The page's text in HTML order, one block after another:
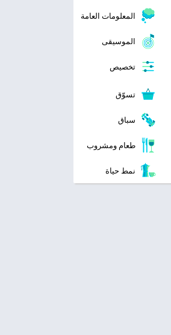
المعلومات العامة
الموسيقى
تخصيص
تسوّق
سباق
طعام ومشروب
نمط حياة